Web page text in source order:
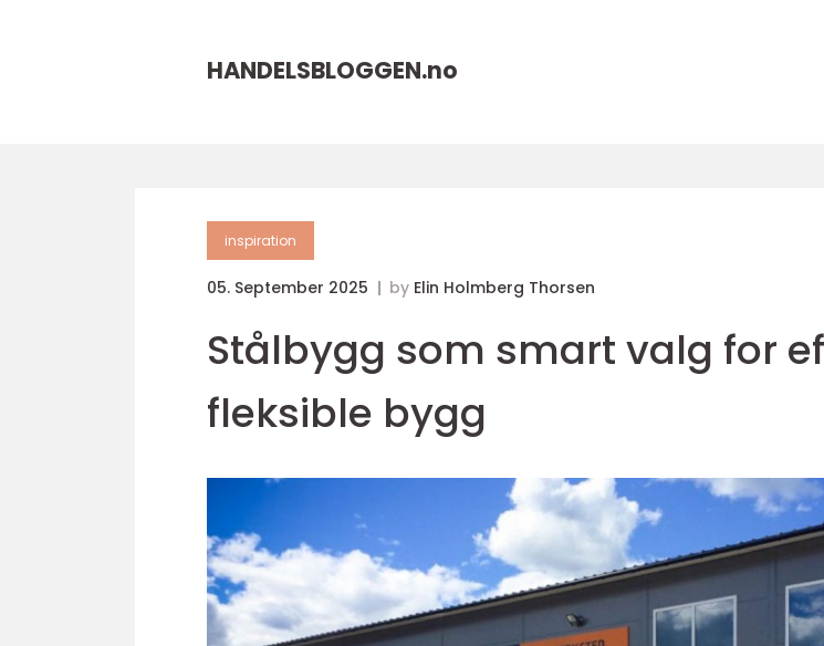
HANDELSBLOGGEN.no
inspiration
05. September 2025 by Elin Holmberg Thorsen
Stålbygg som smart valg for
fleksible bygg